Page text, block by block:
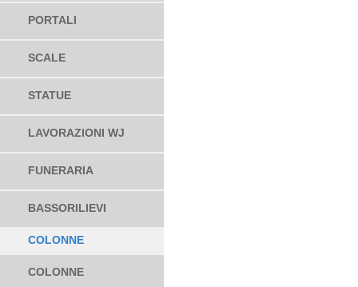
PORTALI
SCALE
STATUE
LAVORAZIONI WJ
FUNERARIA
BASSORILIEVI
COLONNE
COLONNE